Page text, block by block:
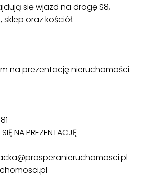
się wjazd na drogę S8,
sklep oraz kościół.
na prezentację nieruchomości.
NA PREZENTACJĘ